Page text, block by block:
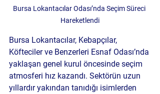
Bursa Lokantacılar Odası’nda Seçim Süreci
Hareketlendi
Bursa Lokantacılar, Kebapçılar,
Köfteciler ve Benzerleri Esnaf Odası’nda
yaklaşan genel kurul öncesinde seçim
atmosferi hız kazandı. Sektörün uzun
yıllardır yakından tanıdığı isimlerden